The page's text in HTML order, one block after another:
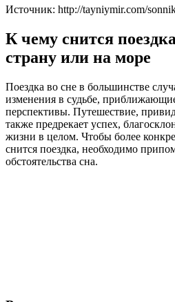
Источник: http://tayniymir.com/
К чему снится
страну или на море
Поездка во сне в большинстве
изменения в судьбе,
перспективы. Путешествие,
также предрекает успех,
жизни в целом. Чтобы более
снится поездка, необходимо
обстоятельства сна.